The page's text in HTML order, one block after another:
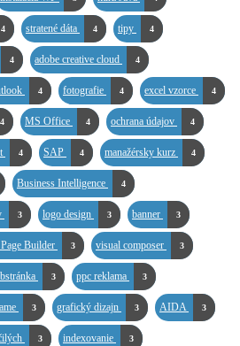
4 stratené dáta 4 tipy 4
4 adobe creative cloud 4
4 fotografie 4 excel vzorce 4
4 MS Office 4 ochrana údajov 4
4 SAP 4 manažérsky kurz 4
Business Intelligence 4
3 logo design 3 banner 3
Builder 3 visual composer 3
3 ppc reklama 3
3 grafický dizajn 3 AIDA 3
3 indexovanie 3